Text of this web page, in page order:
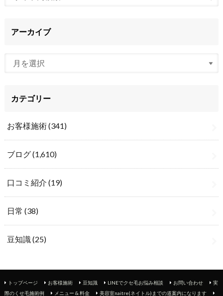
アーカイブ
カテゴリー
お客様施術(341)
ブログ(1,610)
口コミ紹介 (19)
日常 (38)
豆知識 (25)
トップページ お客様施術 豆知識 LINEでクセ毛お悩み相談 お問い合わせ
実
際のくせ毛施術例
メニュー & 料金 美容室naitre(ネイトル)までの道案内になります